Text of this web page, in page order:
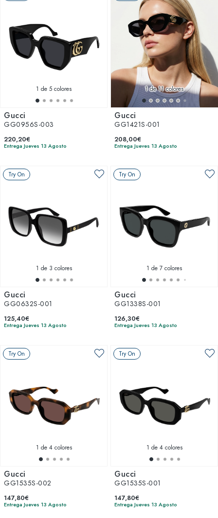
1 de 5 colores
Gucci
GG0956S-003
220,20€
Entrega Jueves 13 Agosto
1de 11 colores
Gucci
GG1421S-001
208,00€
Entrega Jueves 13 Agosto
Try On
1 de 3 colores
Gucci
GG0632S-001
125,40€
Entrega Jueves 13 Agosto
Try On
1 de 7 colores
Gucci
GG1338S-001
126,30€
Entrega Jueves 13 Agosto
Try On
1 de 4 colores
Gucci
GG1535S-002
147,80€
Entrega Jueves 13 Agosto
Try On
1 de 4 colores
Gucci
GG1535S-001
147,80€
Entrega Jueves 13 Agosto